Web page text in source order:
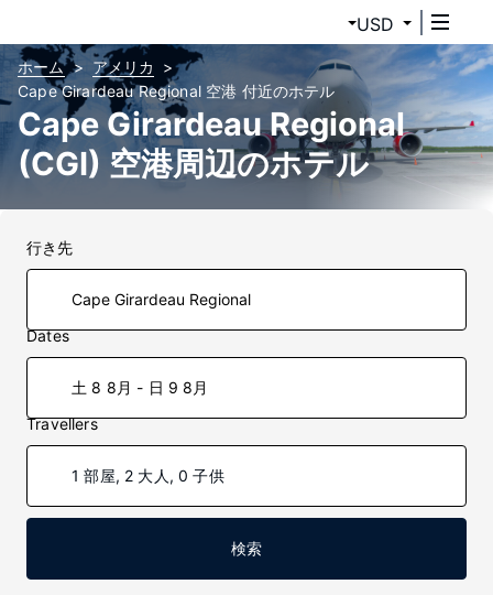
USD
ホーム
アメリカ
Cape Girardeau Regional 空港 付近のホテル
Cape Girardeau Regional
(CGI) 空港周辺のホテル
行き先
Dates
土 8 8月 - 日 9 8月
Travellers
1 部屋, 2 大人, 0 子供
検索